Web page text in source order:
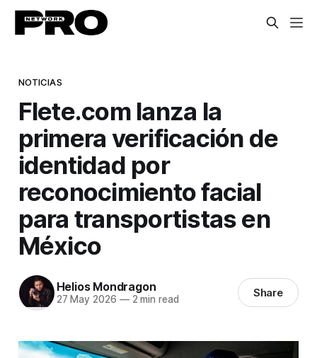
NOTICIAS
Flete.com lanza la
primera verificación de
identidad por
reconocimiento facial
para transportistas en
México
Helios Mondragon
27 May 2026 —2 min read Share